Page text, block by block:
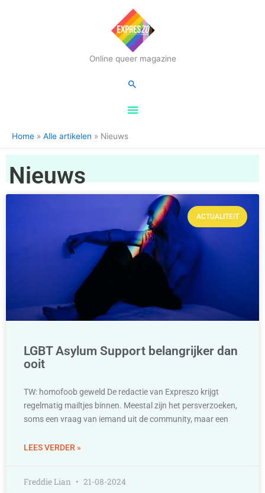
Online queer magazine
Hoofdmenu
Zoeken
Home Alle artikelen Nieuws
Nieuws
ACTUALITEIT
LGBT Asylum Support belangrijker dan
ooit
TW: homofoob geweld De redactie van Expreszo krijgt
regelmatig mailtjes binnen. Meestal zijn het persverzoeken,
soms een vraag van iemand uit de community, maar een
LEES VERDER »
Freddie Lian 21-08-2024
Pagina
Pagina
PaginaPagina